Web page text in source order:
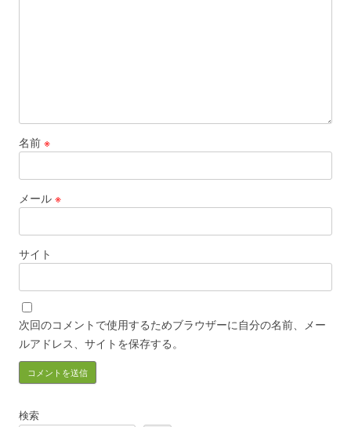
名前 ※
メール ※
サイト
次回のコメントで使用するためブラウザーに自分の名前、メー
ルアドレス、サイトを保存する。
検索